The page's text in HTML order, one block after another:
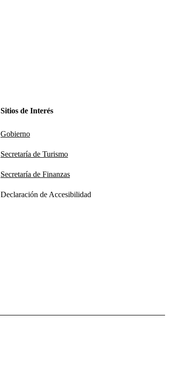
Sitios de Interés
Gobierno
Secretaría de Turismo
Secretaría de Finanzas
Declaración de Accesibilidad